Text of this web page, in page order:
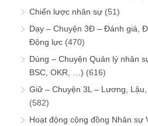
Chiến lược nhân sự (51)
Dạy – Chuyện 3Đ – Đánh giá,
Động lực (470)
Dùng – Chuyện Quản lý nhân
BSC, OKR, …) (616)
Giữ – Chuyện 3L – Lương,
(582)
Hoạt động cộng đồng Nhân sự